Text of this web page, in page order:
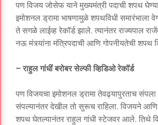
पण विजय जोसेफ याने मुख्यमंत्री पदाची शपथ
इमोशनल ड्रामा भाषणामुळे शपथविधी
ते सगळे लाईव्ह रेकॉर्ड झाले. त्यानंतर राज्यपाल
नऊ मंत्र्यांना मंत्रिपदाची आणि गोपनीयतेची शपथ
– राहुल गांधीं बरोबर सेल्फी व्हिडिओ रेकॉर्ड
पण विजयचा इमोशनल ड्रामा तेवढ्यापुरताच संपला
संपल्यानंतर देखील तो सुरूच राहिला. विजयने आणि
शपथ घेतल्यानंतर राहुल गांधी स्टेजवर आले. तिथे